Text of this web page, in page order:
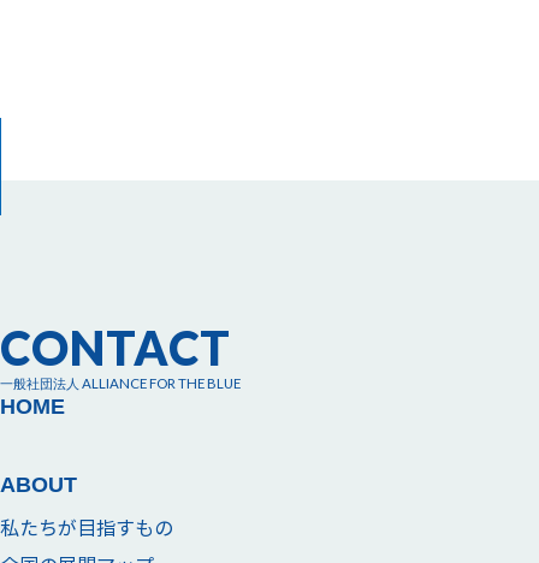
CONTACT
一般社団法人 ALLIANCE FOR THE BLUE
HOME
ABOUT
私たちが目指すもの